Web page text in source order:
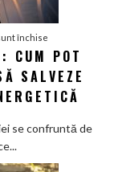
închise
Bateria
de
pe
roți:
CUM POT
SALVEZE
se confruntă de